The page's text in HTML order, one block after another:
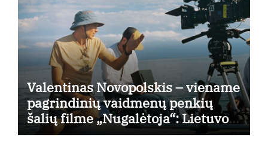
Valentinas Novopolskis – viename
pagrindinių vaidmenų penkių
šalių filme „Nugalėtoja“: Lietuvos
kino teatruose – nuo rugpjūčio 7-